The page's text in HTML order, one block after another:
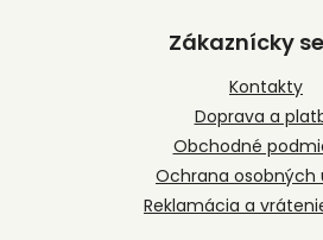
Zákaznícky
Kontakty
Doprava a
Obchodné
Ochrana osobných
Reklamácia a